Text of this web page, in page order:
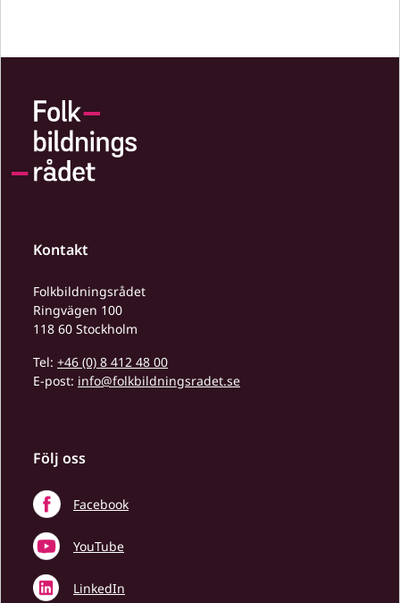
Kontakt
Folkbildningsrådet
Ringvägen 100
118 60 Stockholm
Tel: +46 (0) 8 412 48 00
E-post: info@folkbildningsradet.se
Följ oss
Facebook
YouTube
LinkedIn